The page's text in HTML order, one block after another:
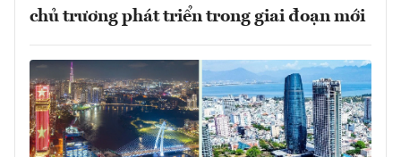
chủ trương phát triển trong giai đoạn mới